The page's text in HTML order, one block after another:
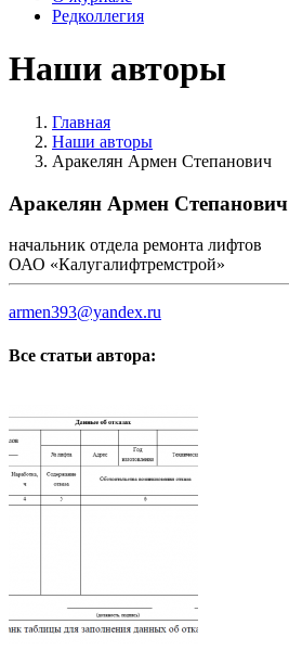
Редколлегия
Наши авторы
Главная
Наши авторы
Аракелян Армен Степанович
Аракелян Армен Степанович
начальник отдела ремонта лифтов
ОАО «Калугалифтремстрой»
armen393@yandex.ru
Все статьи автора: